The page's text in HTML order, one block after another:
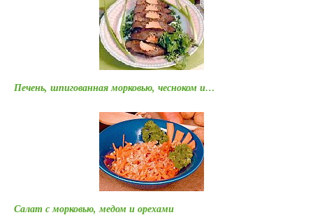
Печень, шпигованная морковью, чесноком и…
Салат с морковью, медом и орехами